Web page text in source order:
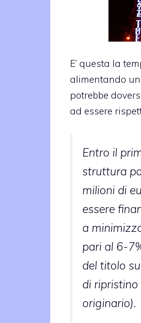
E’ questa la
alimentando
potrebbe
ad essere
Entro il
struttura
milioni di
essere
a
pari al 6-
del titolo
di ripristino
originario).